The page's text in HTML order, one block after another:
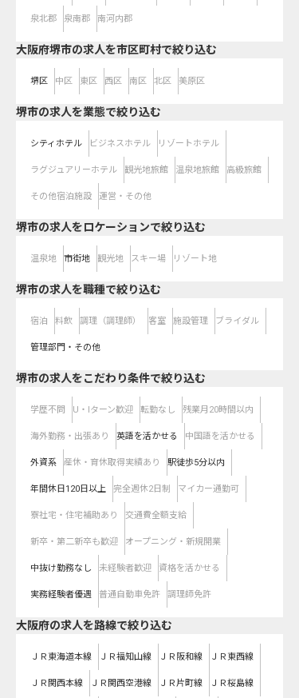
泉北郡 泉南郡 南河内郡
大阪府堺市の求人を市区町村で絞り込む
堺区 中区 東区 西区 南区 北区 美原区
堺市の求人を業態で絞り込む
シティホテル ビジネスホテル リゾートホテル
ラグジュアリーホテル 観光地旅館 温泉地旅館 高級旅館
その他宿泊施設 運営・その他
堺市の求人をロケーションで絞り込む
温泉地 市街地 観光地 スキー場 リゾート地
堺市の求人を職種で絞り込む
宿泊 料飲 調理（調理師） 客室 施設管理 ブライダル
管理部門・その他
堺市の求人をこだわり条件で絞り込む
学歴不問 U・Iターン歓迎 転勤なし 残業月20時間以内
海外勤務・出張あり 英語を活かせる 中国語を活かせる
外資系 産休・育休取得実績あり 駅徒歩5分以内
年間休日120日以上 完全週休2日制 マイカー通勤可
寮社宅・住宅補助あり 交通費全額支給
新卒・第二新卒も歓迎 オープニング・新規開業
中抜け勤務なし 未経験者歓迎 資格を活かせる
実務経験者優遇 普通自動車免許 調理師免許
大阪府の求人を路線で絞り込む
ＪＲ東海道本線 ＪＲ福知山線 ＪＲ阪和線 ＪＲ東西線
ＪＲ関西本線 ＪＲ関西空港線 ＪＲ片町線 ＪＲ桜島線